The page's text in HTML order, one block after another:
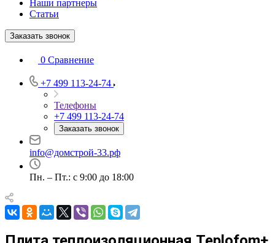
Наши партнеры
Статьи
Заказать звонок
0 Сравнение
+7 499 113-24-74
Телефоны
+7 499 113-24-74
Заказать звонок
info@домстрой-33.рф
Пн. – Пт.: с 9:00 до 18:00